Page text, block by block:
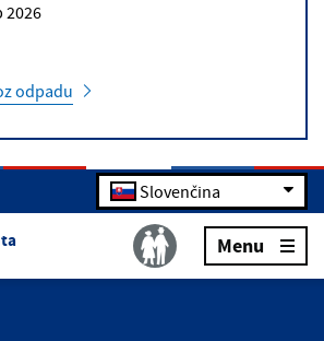
2026
odpadu
ÚRADNÁ TABUĽA
výrubu/okliesnenia stromov a iných
Slovenčina
Menu